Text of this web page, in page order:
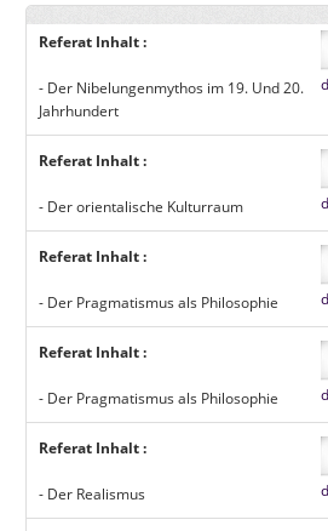
Referat Inhalt :
- Der Nibelungenmythos im 19. Und 20.
Jahrhundert
Referat Inhalt :
- Der orientalische Kulturraum
Referat Inhalt :
- Der Pragmatismus als Philosophie
Referat Inhalt :
- Der Pragmatismus als Philosophie
Referat Inhalt :
- Der Realismus